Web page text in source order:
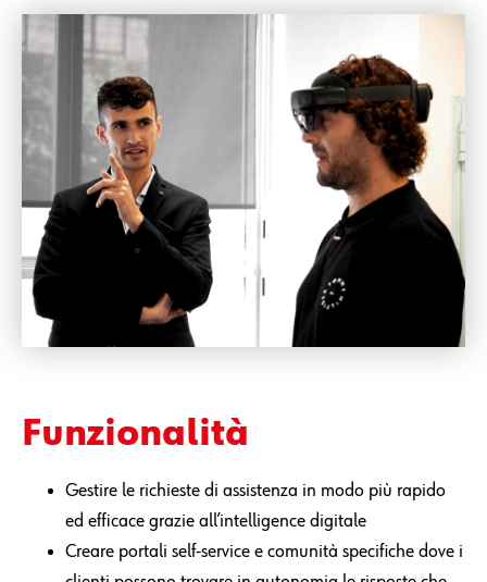
siamo i primi utilizzatori delle soluzioni che proponiamo.
Funzionalità